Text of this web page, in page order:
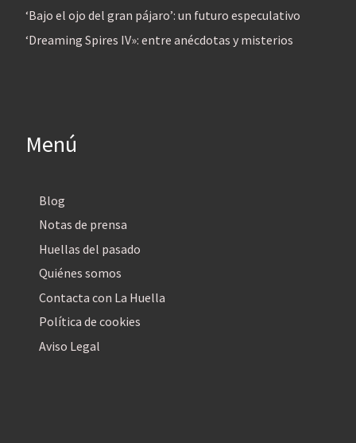
‘Bajo el ojo del gran pájaro’: un futuro especulativo
‘Dreaming Spires IV»: entre anécdotas y misterios
Menú
Blog
Notas de prensa
Huellas del pasado
Quiénes somos
Contacta con La Huella
Política de cookies
Aviso Legal